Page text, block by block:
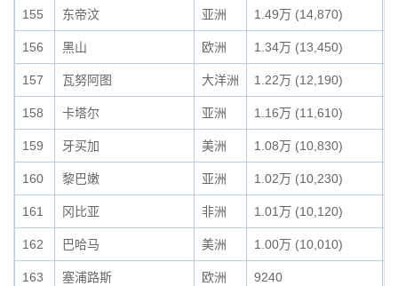
155 东帝汶 亚洲 1.49万 (14,870)
156 黑山 欧洲 1.34万 (13,450)
157 瓦努阿图 大洋洲 1.22万 (12,190)
158 卡塔尔 亚洲 1.16万 (11,610)
159 牙买加 美洲 1.08万 (10,830)
160 黎巴嫩 亚洲 1.02万 (10,230)
161 冈比亚 非洲 1.01万 (10,120)
162 巴哈马 美洲 1.00万 (10,010)
163 塞浦路斯 欧洲 9240